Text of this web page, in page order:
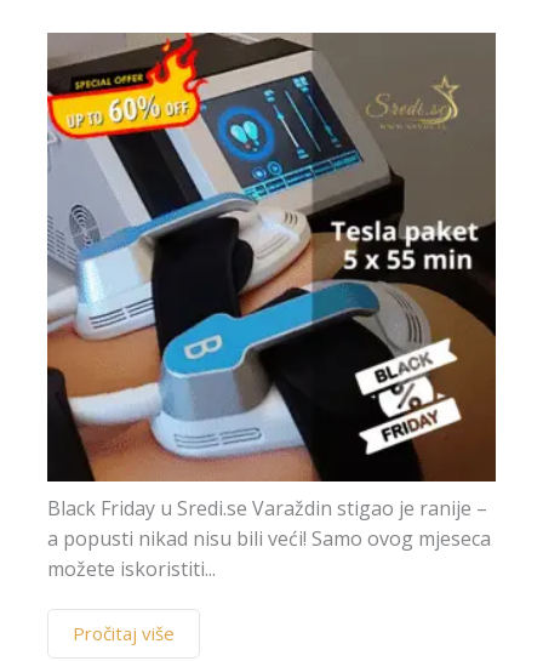
Black Friday u Sredi.se Varaždin stigao je ranije –
a popusti nikad nisu bili veći! Samo ovog mjeseca
možete iskoristiti...
Pročitaj više